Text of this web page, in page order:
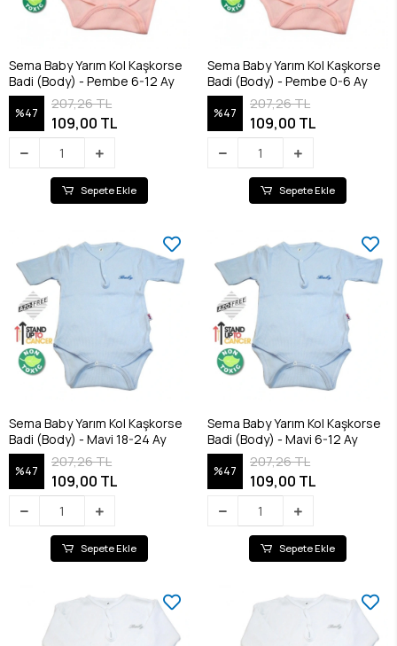
Sema Baby Yarım Kol Kaşkorse
Badi (Body) - Pembe 6-12 Ay
%47
207,26 TL
109,00 TL
Sepete Ekle
Sema Baby Yarım Kol Kaşkorse
Badi (Body) - Pembe 0-6 Ay
%47
207,26 TL
109,00 TL
Sepete Ekle
Sema Baby Yarım Kol Kaşkorse
Badi (Body) - Mavi 18-24 Ay
%47
207,26 TL
109,00 TL
Sepete Ekle
Sema Baby Yarım Kol Kaşkorse
Badi (Body) - Mavi 6-12 Ay
%47
207,26 TL
109,00 TL
Sepete Ekle